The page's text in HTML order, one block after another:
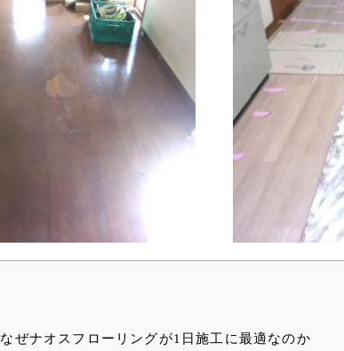
なぜナオスフローリングが1日施工に最適なのか